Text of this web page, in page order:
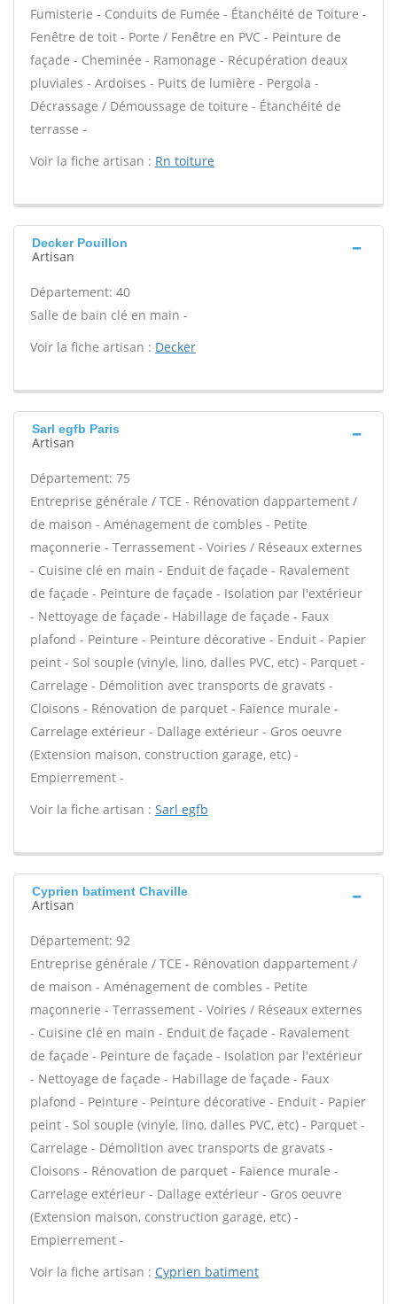
Fumisterie - Conduits de Fumée - Étanchéité de Toiture -
Fenêtre de toit - Porte / Fenêtre en PVC - Peinture de
façade - Cheminée - Ramonage - Récupération deaux
pluviales - Ardoises - Puits de lumière - Pergola -
Décrassage / Démoussage de toiture - Étanchéité de
terrasse -
Voir la fiche artisan : Rn toiture
Decker Pouillon
Artisan
Département: 40
Salle de bain clé en main -
Voir la fiche artisan : Decker
Sarl egfb Paris
Artisan
Département: 75
Entreprise générale / TCE - Rénovation dappartement /
de maison - Aménagement de combles - Petite
maçonnerie - Terrassement - Voiries / Réseaux externes
- Cuisine clé en main - Enduit de façade - Ravalement
de façade - Peinture de façade - Isolation par l'extérieur
- Nettoyage de façade - Habillage de façade - Faux
plafond - Peinture - Peinture décorative - Enduit - Papier
peint - Sol souple (vinyle, lino, dalles PVC, etc) - Parquet -
Carrelage - Démolition avec transports de gravats -
Cloisons - Rénovation de parquet - Faïence murale -
Carrelage extérieur - Dallage extérieur - Gros oeuvre
(Extension maison, construction garage, etc) -
Empierrement -
Voir la fiche artisan : Sarl egfb
Cyprien batiment Chaville
Artisan
Département: 92
Entreprise générale / TCE - Rénovation dappartement /
de maison - Aménagement de combles - Petite
maçonnerie - Terrassement - Voiries / Réseaux externes
- Cuisine clé en main - Enduit de façade - Ravalement
de façade - Peinture de façade - Isolation par l'extérieur
- Nettoyage de façade - Habillage de façade - Faux
plafond - Peinture - Peinture décorative - Enduit - Papier
peint - Sol souple (vinyle, lino, dalles PVC, etc) - Parquet -
Carrelage - Démolition avec transports de gravats -
Cloisons - Rénovation de parquet - Faïence murale -
Carrelage extérieur - Dallage extérieur - Gros oeuvre
(Extension maison, construction garage, etc) -
Empierrement -
Voir la fiche artisan : Cyprien batiment